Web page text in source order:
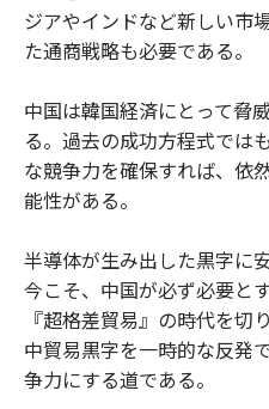
ジアやインドなど新しい市
た通商戦略も必要である。
中国は韓国経済にとって脅
る。過去の成功方程式では
な競争力を確保すれば、依
能性がある。
半導体が生み出した黒字に
今こそ、中国が必ず必要と
『超格差貿易』の時代を切
中貿易黒字を一時的な反発
争力にする道である。